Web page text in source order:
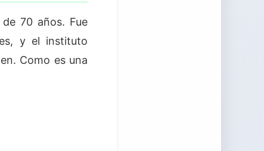
70 años. Fue
y el instituto
Como es una